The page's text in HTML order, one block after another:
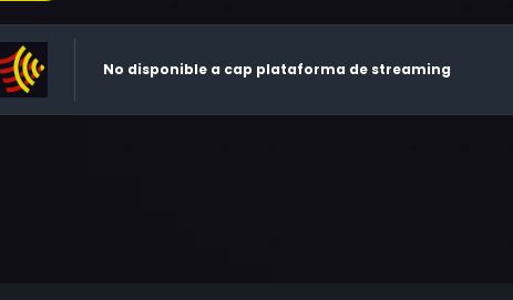
No disponible a cap plataforma de streaming